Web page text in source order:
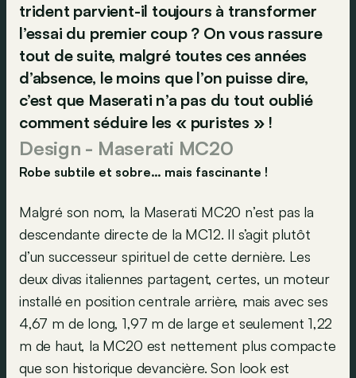
trident parvient-il toujours à transformer
l’essai du premier coup ? On vous rassure
tout de suite, malgré toutes ces années
d’absence, le moins que l’on puisse dire,
c’est que Maserati n’a pas du tout oublié
comment séduire les « puristes » !
Design - Maserati MC20
Robe subtile et sobre… mais fascinante !
Malgré son nom, la Maserati MC20 n’est pas la
descendante directe de la MC12. Il s’agit plutôt
d’un successeur spirituel de cette dernière. Les
deux divas italiennes partagent, certes, un moteur
installé en position centrale arrière, mais avec ses
4,67 m de long, 1,97 m de large et seulement 1,22
m de haut, la MC20 est nettement plus compacte
que son historique devancière. Son look est